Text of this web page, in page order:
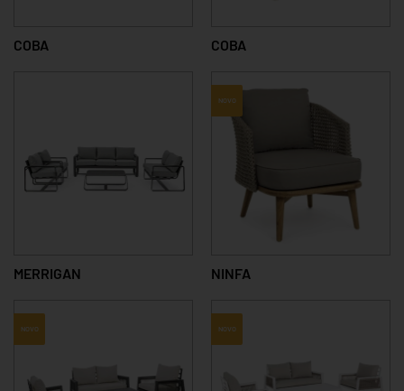
COBA COBA
MERRIGAN
NOVO
NINFA
NOVO NOVO